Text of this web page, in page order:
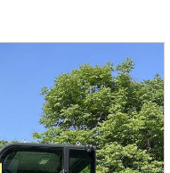
складах и т. д.